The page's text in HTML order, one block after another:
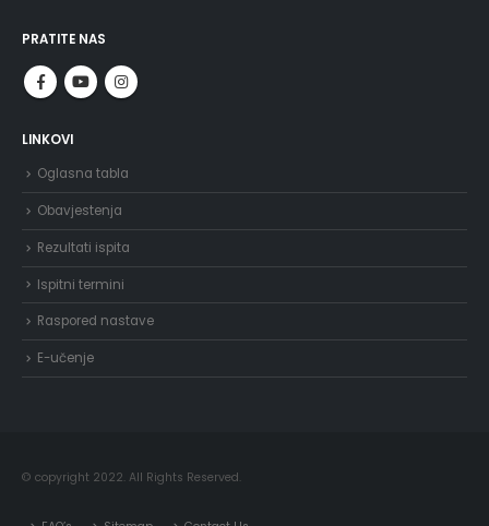
PRATITE NAS
LINKOVI
Oglasna tabla
Obavjestenja
Rezultati ispita
Ispitni termini
Raspored nastave
E-učenje
© copyright 2022. All Rights Reserved.